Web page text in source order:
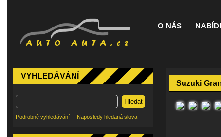
O NÁS
VYHLEDÁVÁNÍ
Hledat
Podrobné vyhledávání Naposledy hledaná slova
Suzuki